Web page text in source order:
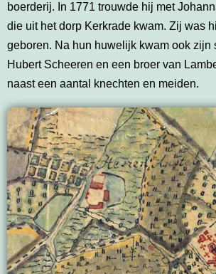
boerderij. In 1771 trouwde hij met
die uit het dorp Kerkrade kwam. Zij was
geboren. Na hun huwelijk kwam ook zijn
Hubert Scheeren en een broer van
naast een aantal knechten en meiden.